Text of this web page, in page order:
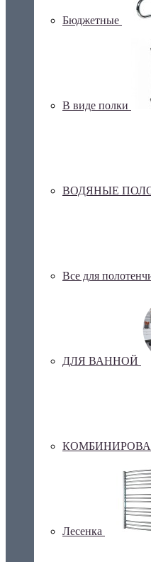
Бюджетные
В виде полки
ВОДЯНЫЕ
Все для
ДЛЯ ВАННОЙ
Лесенка